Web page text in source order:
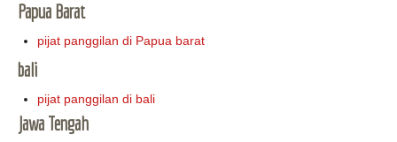
Papua Barat
pijat panggilan di Papua barat
bali
pijat panggilan di bali
Jawa Tengah